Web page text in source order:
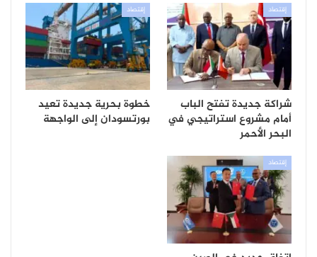
إقتصاد
شراكة جديدة تفتح الباب
أمام مشروع استراتيجي في
البحر الأحمر
إقتصاد
خطوة بحرية جديدة تعيد
بورتسودان إلى الواجهة
إقتصاد